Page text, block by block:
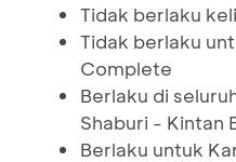
Tidak berlaku
Tidak berlaku
Complete
Berlaku di
Shaburi - Kintan
Berlaku untuk